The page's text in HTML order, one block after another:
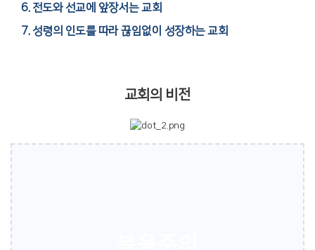
6. 전도와 선교에 앞장서는 교회
7. 성령의 인도를 따라 끊임없이 성장하는 교회
교회의 비전